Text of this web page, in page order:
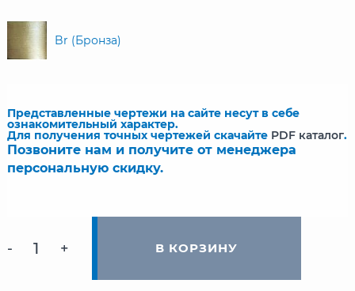
Br (Бронза)
Представленные чертежи на сайте несут в себе
ознакомительный характер.
Для получения точных чертежей скачайте PDF каталог.
Позвоните нам и получите от менеджера
персональную скидку.
- + В КОРЗИНУ